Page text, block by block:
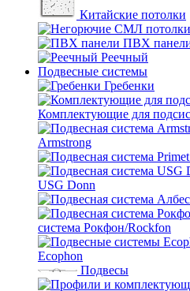
Китайские потолки
ПВХ
Реечный
Подвесные системы
Гребенки
Комплектующие для
Armstrong
USG Donn
система Рокфон/Rockfon
Ecophon
Подвесы